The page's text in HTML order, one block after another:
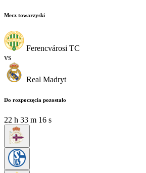
Mecz towarzyski
Ferencvárosi TC
vs
Real Madryt
Do rozpoczęcia pozostało
22 h 33 m 14 s